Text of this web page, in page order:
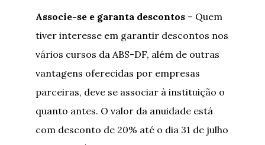
Associe-se e garanta descontos – Quem
tiver interesse em garantir descontos nos
vários cursos da ABS-DF, além de outras
vantagens oferecidas por empresas
parceiras, deve se associar à instituição o
quanto antes. O valor da anuidade está
com desconto de 20% até o dia 31 de julho